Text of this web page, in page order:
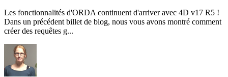
Les fonctionnalités d'ORDA continuent d'arriver avec 4D v17 R5 !
Dans un précédent billet de blog, nous vous avons montré comment
créer des requêtes g...